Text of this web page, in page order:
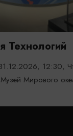
Технологий
12:30,
Мирового